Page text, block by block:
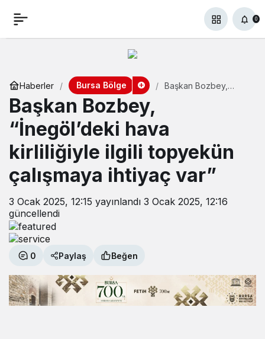
0
Haberler Bursa Bölge
Başkan Bozbey,
ihtiyaç var”
Başkan Bozbey,
“İnegöl’deki hava
kirliliğiyle ilgili topyekün
çalışmaya ihtiyaç var”
3 Ocak 2025, 12:15 yayınlandı 3 Ocak 2025, 12:16
güncellendi
0 Paylaş Beğen